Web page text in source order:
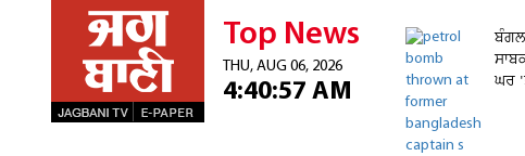
Top News
THU, AUG 06, 2026
4:40:57 AM
ਘਰ